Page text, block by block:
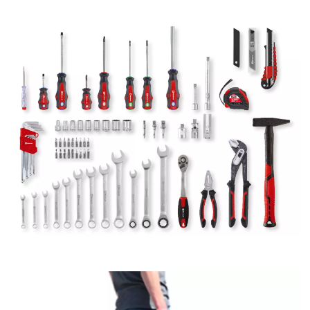
250 Volt. Während der Sechskant-Stiftschlüssel-Satz in den
Größen 1,5 / 2 / 2,5 / 3 / 4 / 5 / 6 / 8 / 10 mm ideal für
Innensechskantschrauben ist, sorgen 18 Bits in 25 mm für alle
gängigen Schraubprofile wie Phillips, Pozidriv, Torx und Hex.
Zudem enthält das Werkzeugkoffer-Set neun Steckschlüssel
mit der Schlüsselweite von 6 / 8 / 10 / 11 / 12 / 13 / 15 / 17 / 19
mm für Sechskantschrauben und -muttern, ein
Abbrechklingenmesser mit zehn Ersatzklingen in 18 mm,
neun Gabelringschlüssel in den Größen 6 / 7 / 8 / 11 / 12 / 14 /
15 / 16 / 19 mm sowie drei Ring-Ratschenschlüssel in 10 / 13 /
17 mm für festsitzende Verbindungen. Ergänzt wird die
Auswahl durch eine Umschaltknarre mit Rechts- und
Linkslauf, 3/8" Antrieb, 72 Zähnen und einem
Einhell Set ein 3 m langes Rollbandmaß für exakte Messungen
und einen Zündkerzeneinsatz mit 16 mm Durchmesser für
Wartungsarbeiten am Auto. Der Drei-Wege-Adapter, drei